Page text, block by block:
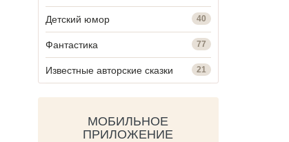
Детский юмор 40
Фантастика 77
Известные авторские сказки 21
МОБИЛЬНОЕ
ПРИЛОЖЕНИЕ